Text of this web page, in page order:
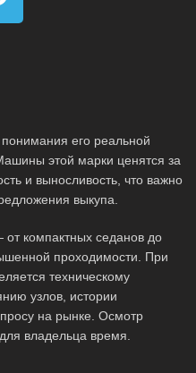
его реальной
этой марки ценятся за
и выносливость, что важно
выкупа.
компактных седанов до
проходимости. При
техническому
узлов, истории
на рынке. Осмотр
владельца время.